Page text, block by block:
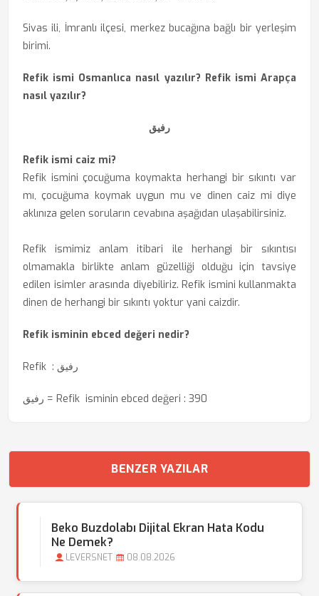
Sivas ili, İmranlı ilçesi, merkez bucağına bağlı bir yerleşim
birimi.
Refik ismi Osmanlıca nasıl yazılır? Refik ismi Arapça
nasıl yazılır?
رفيق
Refik ismi caiz mi?
Refik ismini çocuğuma koymakta herhangi bir sıkıntı var
mı, çocuğuma koymak uygun mu ve dinen caiz mi diye
aklınıza gelen soruların cevabına aşağıdan ulaşabilirsiniz.
Refik ismimiz anlam itibari ile herhangi bir sıkıntısı
olmamakla birlikte anlam güzelliği olduğu için tavsiye
edilen isimler arasında diyebiliriz. Refik ismini kullanmakta
dinen de herhangi bir sıkıntı yoktur yani caizdir.
Refik isminin ebced değeri nedir?
Refik : رفيق
رفيق = Refik isminin ebced değeri : 390
BENZER YAZILAR
Beko Buzdolabı Dijital Ekran Hata Kodu
Ne Demek?
LEVERSNET 08.08.2026